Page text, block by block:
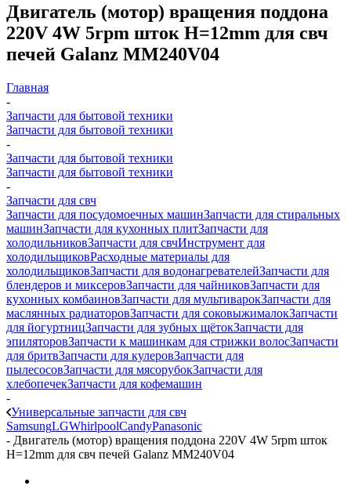
Двигатель (мотор) вращения поддона
220V 4W 5rpm шток H=12mm для свч
печей Galanz MM240V04
Главная
-
Запчасти для бытовой техники
Запчасти для бытовой техники
-
Запчасти для бытовой техники
Запчасти для бытовой техники
-
Запчасти для свч
Запчасти для посудомоечных машинЗапчасти для стиральных
машинЗапчасти для кухонных плитЗапчасти для
холодильниковЗапчасти для свчИнструмент для
холодильщиковРасходные материалы для
холодильщиковЗапчасти для водонагревателейЗапчасти для
блендеров и миксеровЗапчасти для чайниковЗапчасти для
кухонных комбаиновЗапчасти для мультиварокЗапчасти для
маслянных радиаторовЗапчасти для соковыжималокЗапчасти
для йогуртницЗапчасти для зубных щётокЗапчасти для
эпиляторовЗапчасти к машинкам для стрижки волосЗапчасти
для бритвЗапчасти для кулеровЗапчасти для
пылесосовЗапчасти для мясорубокЗапчасти для
хлебопечекЗапчасти для кофемашин
-
Универсальные запчасти для свч
SamsungLGWhirlpoolCandyPanasonic
- Двигатель (мотор) вращения поддона 220V 4W 5rpm шток
H=12mm для свч печей Galanz MM240V04